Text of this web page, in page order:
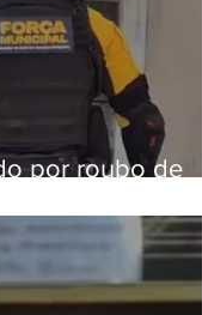
por roubo de